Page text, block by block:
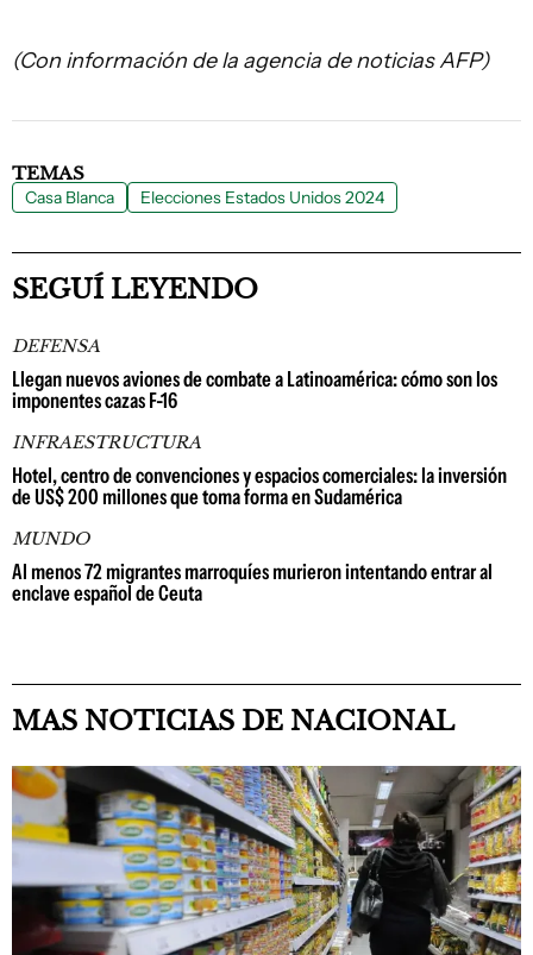
(Con información de la agencia de noticias AFP)
TEMAS
Casa Blanca Elecciones Estados Unidos 2024
SEGUÍ LEYENDO
DEFENSA
Llegan nuevos aviones de combate a Latinoamérica: cómo son los
imponentes cazas F-16
INFRAESTRUCTURA
Hotel, centro de convenciones y espacios comerciales: la inversión
de US$ 200 millones que toma forma en Sudamérica
MUNDO
Al menos 72 migrantes marroquíes murieron intentando entrar al
enclave español de Ceuta
MAS NOTICIAS DE NACIONAL